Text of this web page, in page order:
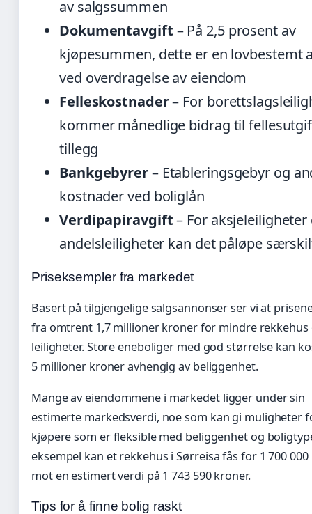
av salgssummen
Dokumentavgift – På 2,5 prosent av
kjøpesummen, dette er en lovbestemt
ved overdragelse av eiendom
Felleskostnader– For
kommer månedlige bidrag til
tillegg
Bankgebyrer– Etableringsgebyr og
kostnader ved boliglån
Verdipapiravgift– For aksjeleiligheter
andelsleiligheter kan det påløpe
Priseksempler fra markedet
Basert på tilgjengelige salgsannonser ser vi at
fra omtrent 1,7 millioner kroner for mindre rekkehus
leiligheter. Store eneboliger med god størrelse kan
5 millioner kroner avhengig av beliggenhet.
Mange av eiendommene i markedet ligger under sin
estimerte markedsverdi, noe som kan gi muligheter
kjøpere som er fleksible med beliggenhet og
eksempel kan et rekkehus i Sørreisa fås for 1 700
mot en estimert verdi på 1 743 590 kroner.
Tips for å finne bolig raskt